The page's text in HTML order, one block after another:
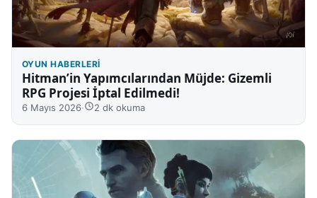
OYUN HABERLERI
Hitman’in Yapımcılarından Müjde: Gizemli
RPG Projesi İptal Edilmedi!
6 Mayıs 2026· 2 dk okuma